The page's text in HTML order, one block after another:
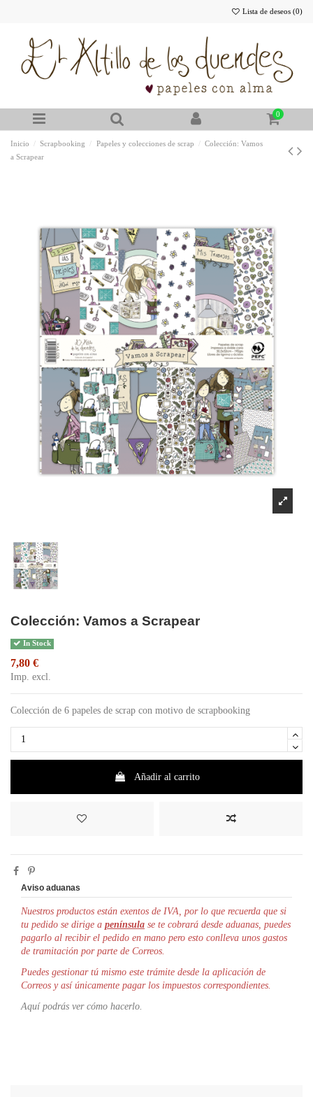
Lista de deseos (0)
0
Inicio Scrapbooking Papeles y colecciones de scrap
Colección: Vamos
a Scrapear
Colección: Vamos a Scrapear
In Stock
7,80 €
Imp. excl.
Colección de 6 papeles de scrap con motivo de scrapbooking
Añadir al carrito
Aviso aduanas
Nuestros productos están exentos de IVA, por lo que recuerda que si
tu pedido se dirige a península se te cobrará desde aduanas, puedes
pagarlo al recibir el pedido en mano pero esto conlleva unos gastos
de tramitación por parte de Correos.
Puedes gestionar tú mismo este trámite desde la aplicación de
Correos y así únicamente pagar los impuestos correspondientes.
Aquí podrás ver cómo hacerlo.